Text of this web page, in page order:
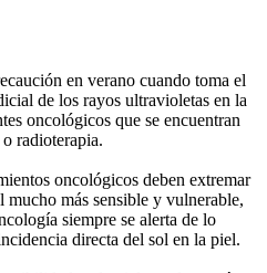
en verano cuando toma el
de los rayos ultravioletas en la
oncológicos que se encuentran
radioterapia.
oncológicos deben extremar
mucho más sensible y vulnerable,
siempre se alerta de lo
directa del sol en la piel.